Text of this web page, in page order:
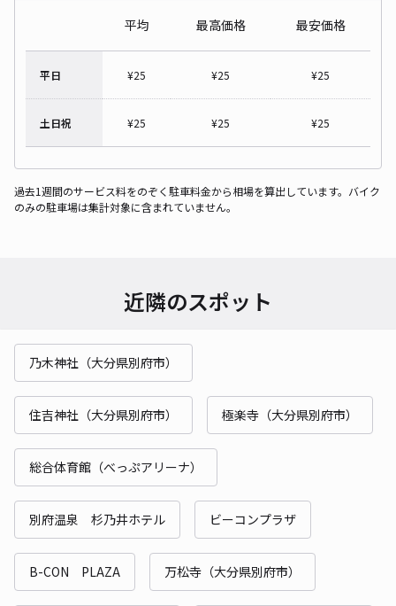
平均 最高価格 最安価格
平日 ¥25 ¥25 ¥25
土日祝 ¥25 ¥25 ¥25
過去1週間のサービス料をのぞく駐車料金から相場を算出しています。バイク
のみの駐車場は集計対象に含まれていません。
近隣のスポット
乃木神社（大分県別府市）
住吉神社（大分県別府市） 極楽寺（大分県別府市）
総合体育館（べっぷアリーナ）
別府温泉 杉乃井ホテル ビーコンプラザ
B-CON PLAZA 万松寺（大分県別府市）